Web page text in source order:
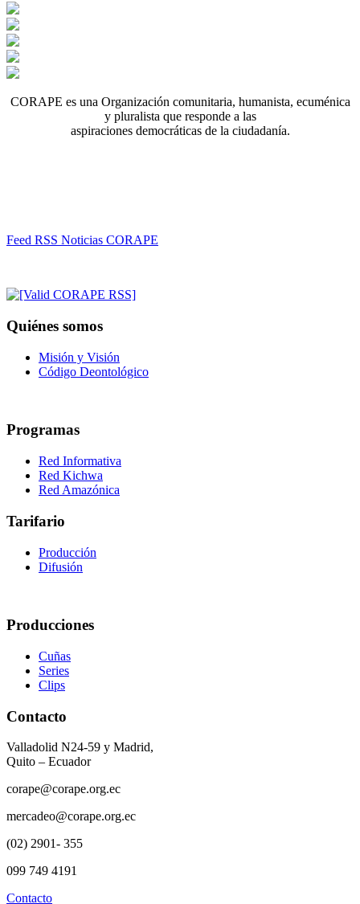
CORAPE es una Organización comunitaria, humanista, ecuménica
y pluralista que responde a las
aspiraciones democráticas de la ciudadanía.
Feed RSS Noticias CORAPE
Quiénes somos
Misión y Visión
Código Deontológico
Programas
Red Informativa
Red Kichwa
Red Amazónica
Tarifario
Producción
Difusión
Producciones
Cuñas
Series
Clips
Contacto
Valladolid N24-59 y Madrid,
Quito – Ecuador
corape@corape.org.ec
mercadeo@corape.org.ec
(02) 2901- 355
099 749 4191
Contacto